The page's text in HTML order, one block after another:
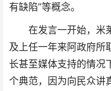
有缺陷”等概念。
在发言一开始，米
及上任一年来阿政府所
长甚至媒体支持的情况
个典范，因为向民众讲